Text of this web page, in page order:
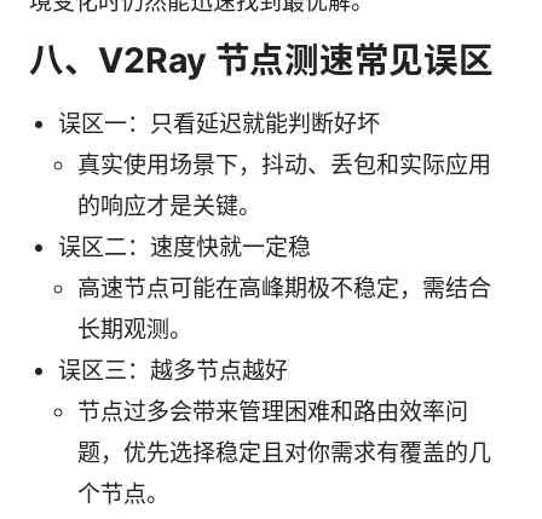
八、V2Ray 节点测速常见误区
误区一：只看延迟就能判断好坏
真实使用场景下，抖动、丢包和实际应用
的响应才是关键。
误区二：速度快就一定稳
高速节点可能在高峰期极不稳定，需结合
长期观测。
误区三：越多节点越好
节点过多会带来管理困难和路由效率问
题，优先选择稳定且对你需求有覆盖的几
个节点。